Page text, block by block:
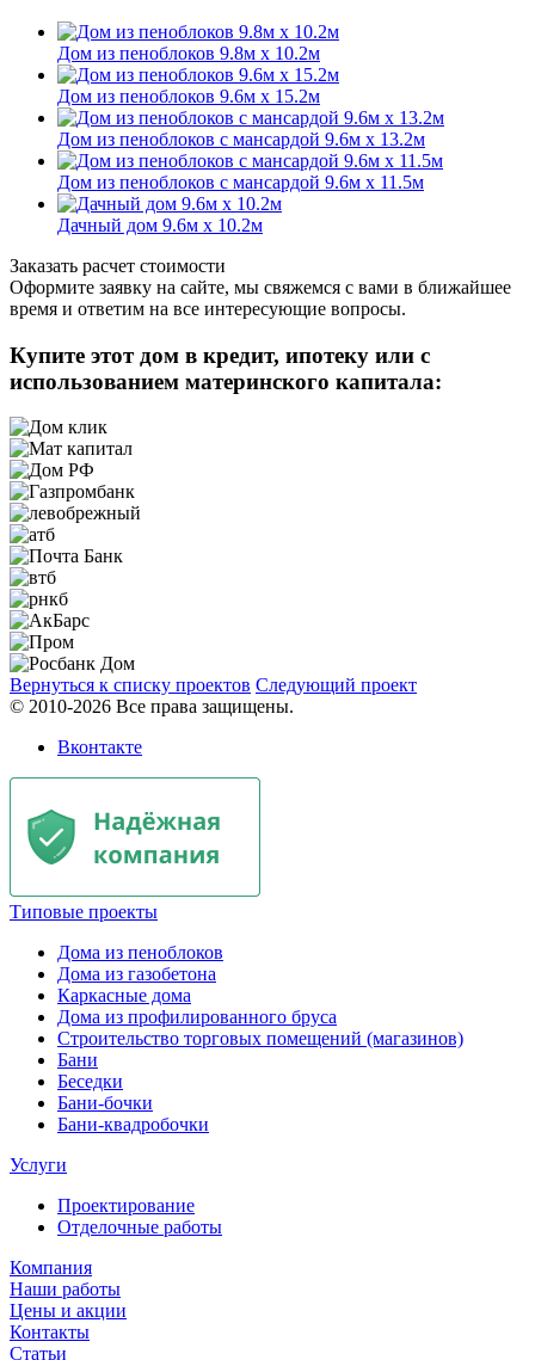
Дом из пеноблоков 9.8м х 10.2м
Дом из пеноблоков 9.6м х 15.2м
Дом из пеноблоков с мансардой 9.6м х 13.2м
Дом из пеноблоков с мансардой 9.6м х 11.5м
Дачный дом 9.6м х 10.2м
Заказать расчет стоимости
Оформите заявку на сайте, мы свяжемся с вами в ближайшее
время и ответим на все интересующие вопросы.
Купите этот дом в кредит, ипотеку или с
использованием материнского капитала:
Вернуться к списку проектов Следующий проект
© 2010-2026 Все права защищены.
Вконтакте
Типовые проекты
Дома из пеноблоков
Дома из газобетона
Каркасные дома
Дома из профилированного бруса
Строительство торговых помещений (магазинов)
Бани
Беседки
Бани-бочки
Бани-квадробочки
Услуги
Проектирование
Отделочные работы
Компания
Наши работы
Цены и акции
Контакты
Статьи